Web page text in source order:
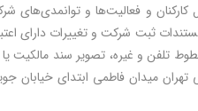
کارکنان و فعالیت‌ها و توانمدی‌های
ثبت شرکت و تغییرات دارای
تلفن و غیره، تصویر سند